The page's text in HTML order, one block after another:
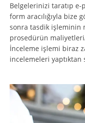
Belgelerinizi taratıp
form aracılığıyla bize
sonra tasdik işleminin
prosedürün
İnceleme işlemi biraz
incelemeleri